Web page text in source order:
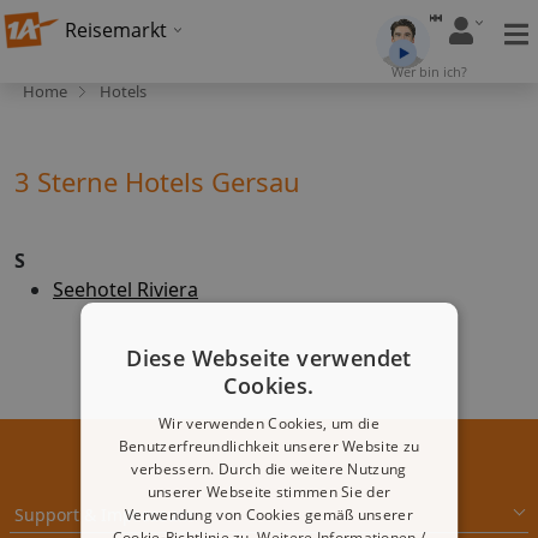
Reisemarkt
Wer bin ich?
Home Hotels
3 Sterne Hotels Gersau
S
Seehotel Riviera
Support & Impressum
Diese Webseite verwendet
Cookies.
Wir verwenden Cookies, um die
Benutzerfreundlichkeit unserer Website zu
verbessern. Durch die weitere Nutzung
unserer Webseite stimmen Sie der
Verwendung von Cookies gemäß unserer